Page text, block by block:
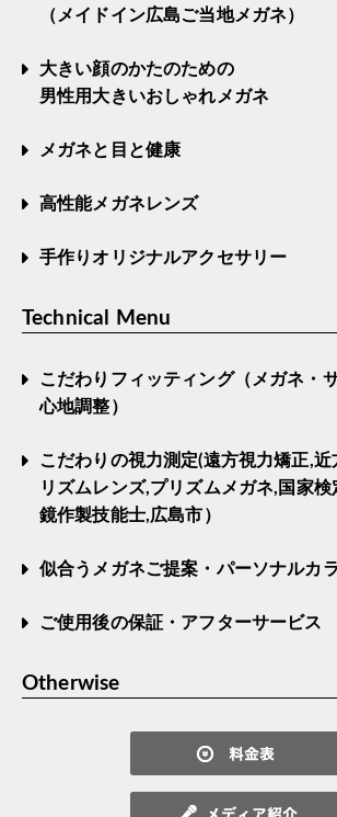
（メイドイン広島ご当地メガネ）
大きい顔のかたのための
男性用大きいおしゃれメガネ
メガネと目と健康
高性能メガネレンズ
手作りオリジナルアクセサリー
Technical Menu
こだわりフィッティング（メガネ・
心地調整）
こだわりの視力測定(遠方視力矯正,
リズムレンズ,プリズムメガネ,国家
鏡作製技能士,広島市）
似合うメガネご提案・パーソナルカ
ご使用後の保証・アフターサービス
Otherwise